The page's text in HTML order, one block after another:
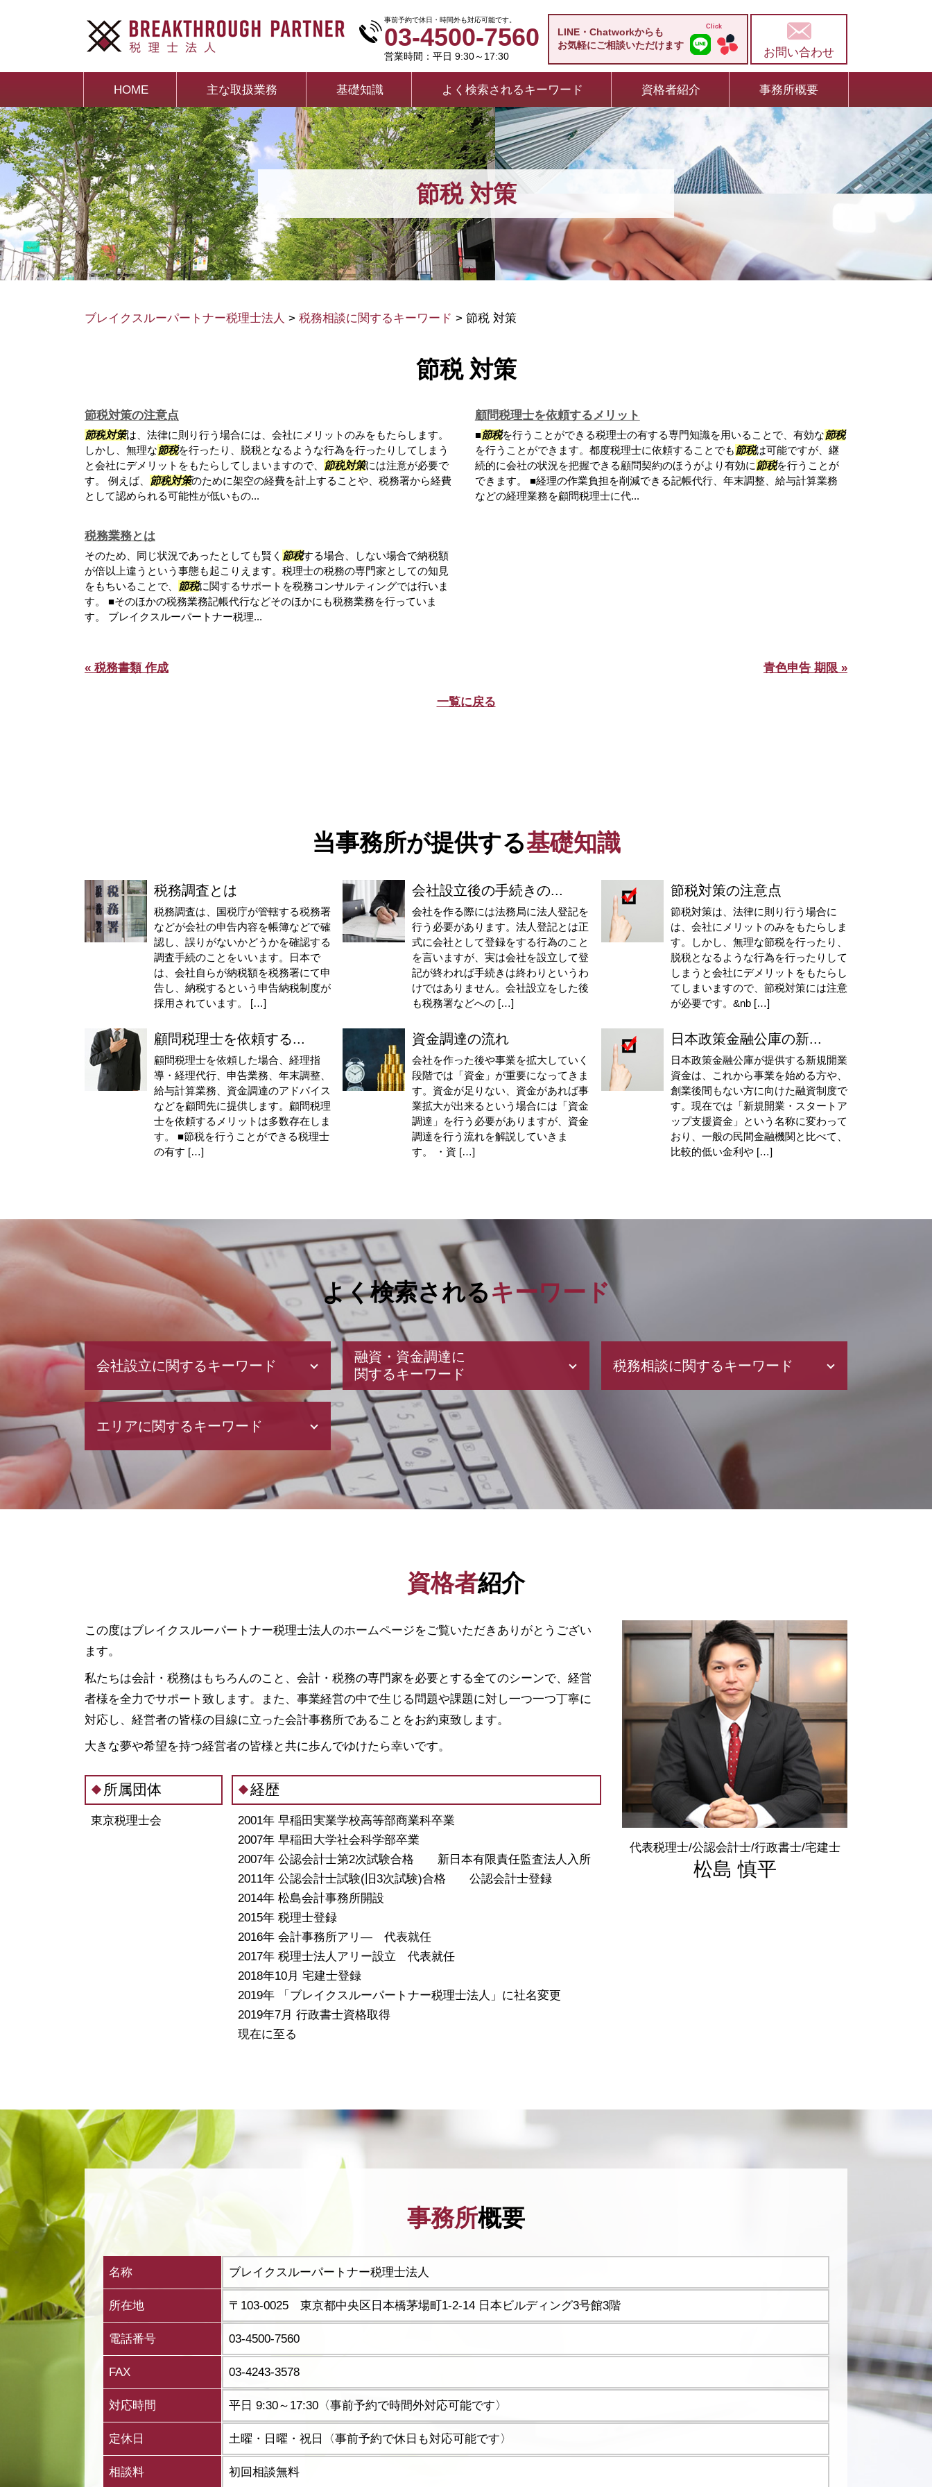
節税 対策
事前予約で休日・時間外も対応可能です。
03-4500-7560
営業時間：平日 9:30～17:30
LINE・Chatworkからも
お気軽にご相談いただけます
お問い合わせ
HOME 主な取扱業務 基礎知識 よく検索されるキーワード 資格者紹介 事務所概要
ブレイクスルーパートナー税理士法人 > 税務相談に関するキーワード > 節税 対策
節税 対策
節税対策の注意点
節税対策は、法律に則り行う場合には、会社にメリットのみをもたらします。
しかし、無理な節税を行ったり、脱税となるような行為を行ったりしてしまう
と会社にデメリットをもたらしてしまいますので、
節税対策には注意が必要で
す。 例えば、
節税対策のために架空の経費を計上することや、税務署から経費
として認められる可能性が低いもの...
顧問税理士を依頼するメリット
■節税を行うことができる税理士の有する専門知識を用いることで、有効な節税
を行うことができます。都度税理士に依頼することでも 節税は可能ですが、継
続的に会社の状況を把握できる顧問契約のほうがより有効に 節税を行うことが
できます。 ■経理の作業負担を削減できる記帳代行、年末調整、給与計算業務
などの経理業務を顧問税理士に代...
税務業務とは
そのため、同じ状況であったとしても賢く 節税する場合、しない場合で納税額
が倍以上違うという事態も起こりえます。税理士の税務の専門家としての知見
をもちいることで、
節税に関するサポートを税務コンサルティングでは行いま
す。 ■そのほかの税務業務記帳代行などそのほかにも税務業務を行っていま
す。 ブレイクスルーパートナー税理...
« 税務書類 作成 青色申告 期限 »
一覧に戻る
当事務所が提供する基礎知識
税務調査とは
税務調査は、国税庁が管轄する税務署
などが会社の申告内容を帳簿などで確
認し、誤りがないかどうかを確認する
調査手続のことをいいます。日本で
は、会社自らが納税額を税務署にて申
告し、納税するという申告納税制度が
採用されています。 […]
会社設立後の手続きの...
会社を作る際には法務局に法人登記を
行う必要があります。法人登記とは正
式に会社として登録をする行為のこと
を言いますが、実は会社を設立して登
記が終われば手続きは終わりというわ
けではありません。会社設立をした後
も税務署などへの […]
節税対策の注意点
節税対策は、法律に則り行う場合に
は、会社にメリットのみをもたらしま
す。しかし、無理な節税を行ったり、
脱税となるような行為を行ったりして
しまうと会社にデメリットをもたらし
てしまいますので、節税対策には注意
が必要です。&nb […]
顧問税理士を依頼する...
顧問税理士を依頼した場合、経理指
導・経理代行、申告業務、年末調整、
給与計算業務、資金調達のアドバイス
などを顧問先に提供します。顧問税理
士を依頼するメリットは多数存在しま
す。 ■節税を行うことができる税理士
の有す […]
資金調達の流れ
会社を作った後や事業を拡大していく
段階では「資金」が重要になってきま
す。資金が足りない、資金があれば事
業拡大が出来るという場合には「資金
調達」を行う必要がありますが、資金
調達を行う流れを解説していきま
す。 ・資 […]
日本政策金融公庫の新...
日本政策金融公庫が提供する新規開業
資金は、これから事業を始める方や、
創業後間もない方に向けた融資制度で
す。現在では「新規開業・スタートア
ップ支援資金」という名称に変わって
おり、一般の民間金融機関と比べて、
比較的低い金利や […]
よく検索されるキーワード
会社設立に関するキーワード
合同会社 設立費用
会社設立 必要書類
合同会社 株式会社 違い
会社設立 期間
合同会社 設立 流れ
株式会社 設立費用
補助金 助成金 違い
法人成り タイミング
株式会社 設立 必要書類
定款 とは
定款 認証
融資・資金調達に
関するキーワード
日本政策金融公庫 とは
創業 融資 公庫
合同会社 資本金
自己資本利益率 計算
起業 補助金
助成金 申請
スタートアップ 資金調達 方法
企業 資金調達
起業 助成金
創業計画書
資本金 基準
日本政策金融公庫 融資
会社設立 助成金
税務相談に関するキーワード
利益 種類
青色申告と白色申告 違い
青色申告 期限
税務調査 対象
法人 節税
所得税 青色申告 決算書
所得税 納付期限
税務代理権限証書 とは
確定申告 申告漏れ
確定申告 訂正
税理士 顧問料
エリアに関するキーワード
融資 茨城県 税理士
融資 神奈川県 相談
税務相談 埼玉県 税理士
資金調達 港区 税理士
会社設立 茨城県 税理士
融資 港区 税理士
会社設立 群馬県 税理士
資金調達 埼玉県 相談
会社設立 栃木県 相談
資金調達 茨城県 税理士
資格者紹介
代表税理士/公認会計士/行政書士/宅建士
松島 慎平
この度はブレイクスルーパートナー税理士法人のホームページをご覧いただきありがとうござい
ます。
私たちは会計・税務はもちろんのこと、会計・税務の専門家を必要とする全てのシーンで、経営
者様を全力でサポート致します。また、事業経営の中で生じる問題や課題に対し一つ一つ丁寧に
対応し、経営者の皆様の目線に立った会計事務所であることをお約束致します。
大きな夢や希望を持つ経営者の皆様と共に歩んでゆけたら幸いです。
所属団体
東京税理士会
経歴
2001年 早稲田実業学校高等部商業科卒業
2007年 早稲田大学社会科学部卒業
2007年 公認会計士第2次試験合格 新日本有限責任監査法人入所
2011年 公認会計士試験(旧3次試験)合格 公認会計士登録
2014年 松島会計事務所開設
2015年 税理士登録
2016年 会計事務所アリ― 代表就任
2017年 税理士法人アリー設立 代表就任
2018年10月 宅建士登録
2019年 「ブレイクスルーパートナー税理士法人」に社名変更
2019年7月 行政書士資格取得
現在に至る
事務所概要
名称 ブレイクスルーパートナー税理士法人
所在地 〒103-0025 東京都中央区日本橋茅場町1-2-14 日本ビルディング3号館3階
電話番号 03-4500-7560
FAX 03-4243-3578
対応時間 平日 9:30～17:30〈事前予約で時間外対応可能です〉
定休日 土曜・日曜・祝日〈事前予約で休日も対応可能です〉
相談料 初回相談無料